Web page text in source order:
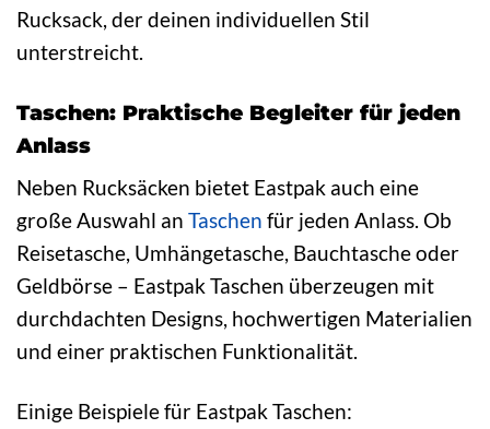
Rucksack, der deinen individuellen Stil
unterstreicht.
Taschen: Praktische Begleiter für jeden
Anlass
Neben Rucksäcken bietet Eastpak auch eine
große Auswahl an Taschen für jeden Anlass. Ob
Reisetasche, Umhängetasche, Bauchtasche oder
Geldbörse – Eastpak Taschen überzeugen mit
durchdachten Designs, hochwertigen Materialien
und einer praktischen Funktionalität.
Einige Beispiele für Eastpak Taschen: